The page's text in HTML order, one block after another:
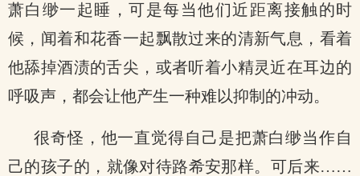
萧白缈一起睡，可是每当他们近距离接触的时
候，闻着和花香一起飘散过来的清新气息，看着
他舔掉酒渍的舌尖，或者听着小精灵近在耳边的
呼吸声，都会让他产生一种难以抑制的冲动。
很奇怪，他一直觉得自己是把萧白缈当作自
己的孩子的，就像对待路希安那样。可后来……